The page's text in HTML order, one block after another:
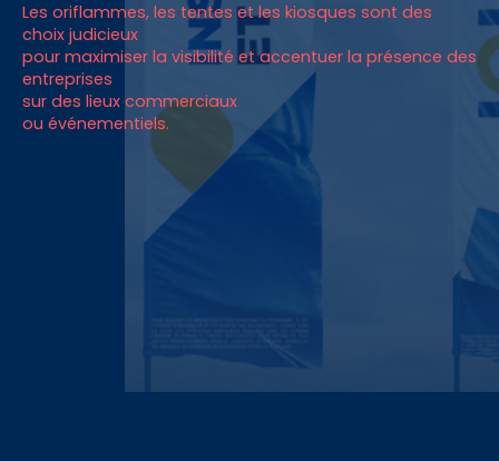
Les oriflammes, les tentes et les kiosques sont des
choix judicieux
pour maximiser la visibilité et accentuer la présence des
entreprises
sur des lieux commerciaux
ou événementiels.
ANGLAIS